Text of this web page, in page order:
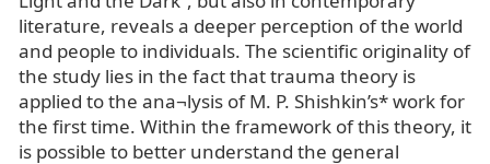
literature, reveals a deeper perception of the world
and people to individuals. The scientific originality of
the study lies in the fact that trauma theory is
applied to the ana¬lysis of M. P. Shishkin’s* work for
the first time. Within the framework of this theory, it
is possible to better understand the general